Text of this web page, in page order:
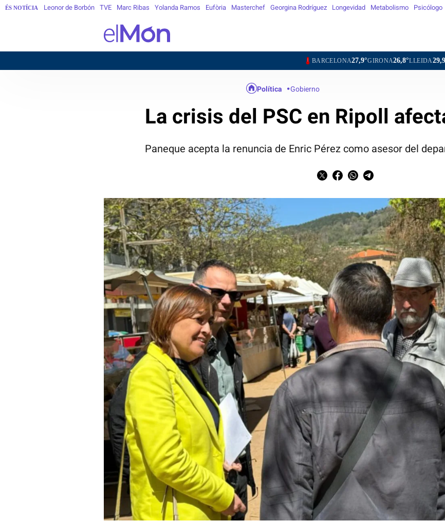
ÉS NOTÍCIA Leonor de Borbón TVE Marc Ribas Yolanda Ramos Eufòria Masterchef Georgina Rodríguez Longevidad Metabolismo Psicólogo
27,9°GIRONA26,8°LLEIDA29,9°TARRAGONA
Política Gobierno
La crisis del PSC en Ripoll
Paneque acepta la renuncia de Enric Pérez como asesor del